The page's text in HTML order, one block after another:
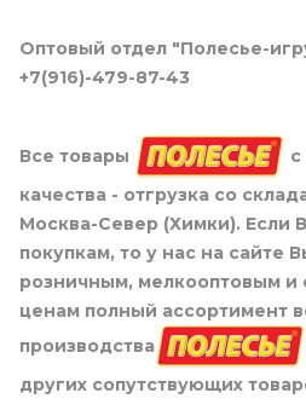
Оптовый отдел "Полесье-
+7(916)-479-87-43
Все товары
качества - отгрузка со
Москва-Север (Химки). Если
покупкам, то у нас на сайте
розничным, мелкооптовым и
ценам полный ассортимент
производства
других сопутствующих